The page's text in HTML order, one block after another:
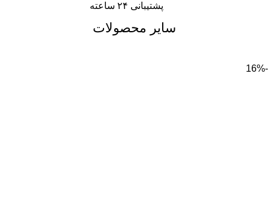
پشتیبانی ۲۴ ساعته
سایر محصولات
-16%